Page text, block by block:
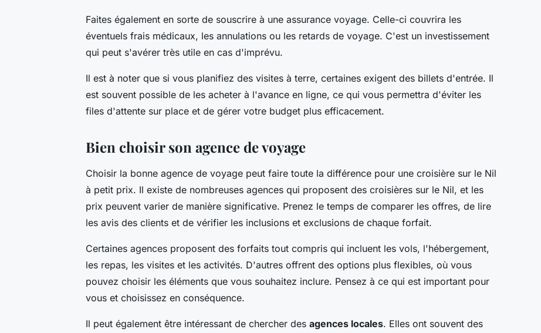
Faites également en sorte de souscrire à une assurance voyage. Celle-ci couvrira les
éventuels frais médicaux, les annulations ou les retards de voyage. C'est un investissement
qui peut s'avérer très utile en cas d'imprévu.
Il est à noter que si vous planifiez des visites à terre, certaines exigent des billets d'entrée. Il
est souvent possible de les acheter à l'avance en ligne, ce qui vous permettra d'éviter les
files d'attente sur place et de gérer votre budget plus efficacement.
Bien choisir son agence de voyage
Choisir la bonne agence de voyage peut faire toute la différence pour une croisière sur le Nil
à petit prix. Il existe de nombreuses agences qui proposent des croisières sur le Nil, et les
prix peuvent varier de manière significative. Prenez le temps de comparer les offres, de lire
les avis des clients et de vérifier les inclusions et exclusions de chaque forfait.
Certaines agences proposent des forfaits tout compris qui incluent les vols, l'hébergement,
les repas, les visites et les activités. D'autres offrent des options plus flexibles, où vous
pouvez choisir les éléments que vous souhaitez inclure. Pensez à ce qui est important pour
vous et choisissez en conséquence.
Il peut également être intéressant de chercher des agences locales. Elles ont souvent des